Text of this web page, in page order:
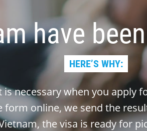
have
HERE’S WHY:
is necessary when you apply
form online, we send the
the visa is ready for